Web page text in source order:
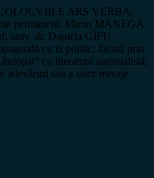
ARS VERBA.
permanent: Miron MANEGA
univ. dr. Daniela GÎFU.
cu iz politic, făcută prin
cu literatură naționalistă,
adevăruri sau a unor mesaje